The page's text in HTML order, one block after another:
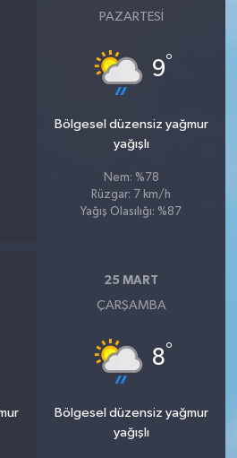
PAZARTESI
9°
Bölgesel düzensiz yağmur
yağışlı
Nem: %78
Rüzgar: 7 km/h
Yağış Olasılığı: %87
25 MART
ÇARŞAMBA
8°
Bölgesel düzensiz yağmur
yağışlı